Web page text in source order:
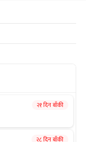
२१ दिन बाँकी
२८ दिन बाँकी